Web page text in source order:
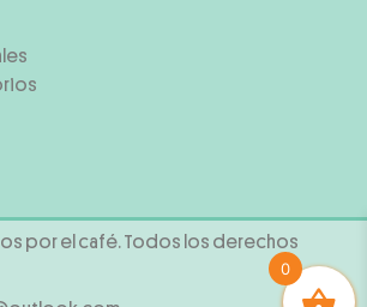
por el café. Todos los derechos
0